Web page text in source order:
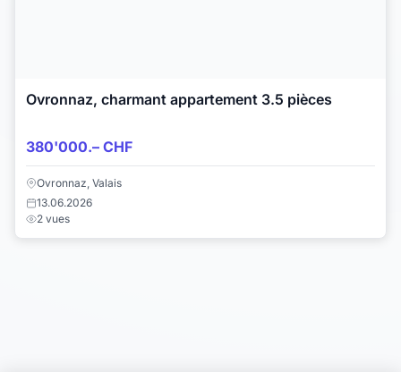
Ovronnaz, charmant appartement 3.5 pièces
380'000.– CHF
Ovronnaz, Valais
13.06.2026
2 vues